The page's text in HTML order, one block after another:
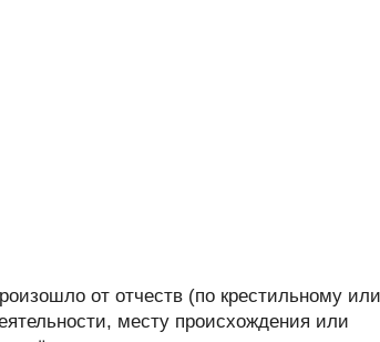
от отчеств (по крестильному или
месту происхождения или